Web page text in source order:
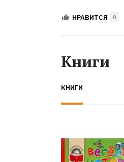
НРАВИТСЯ 0
Книги
КНИГИ